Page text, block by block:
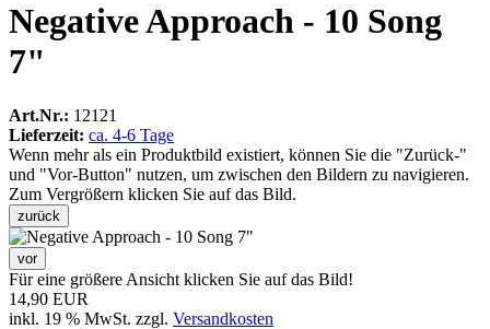
Negative Approach - 10 Song
7"
Art.Nr.: 12121
Lieferzeit: ca. 4-6 Tage
Wenn mehr als ein Produktbild existiert, können Sie die "Zurück-"
und "Vor-Button" nutzen, um zwischen den Bildern zu navigieren.
Zum Vergrößern klicken Sie auf das Bild.
zurück
vor
Für eine größere Ansicht klicken Sie auf das Bild!
14,90 EUR
inkl. 19 % MwSt. zzgl. Versandkosten